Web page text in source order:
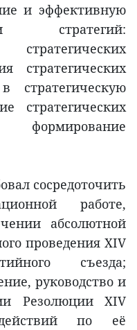
и эффективную
стратегий:
стратегических
стратегическую
стратегических
сосредоточить
работе,
абсолютной
проведения XIV
съезда;
руководство и
Резолюции XIV
по её